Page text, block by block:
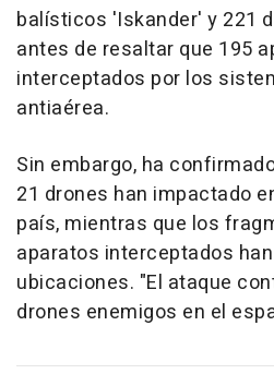
balísticos 'Iskander' y 221
antes de resaltar que 195
interceptados por los
antiaérea.
Sin embargo, ha
21 drones han impactado
país, mientras que los
aparatos interceptados
ubicaciones. "El ataque
drones enemigos en el